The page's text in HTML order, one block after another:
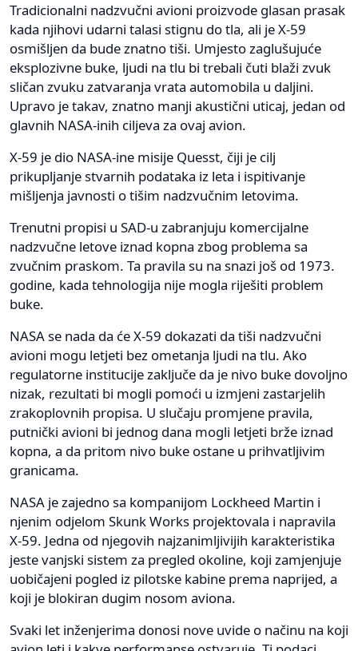
Tradicionalni nadzvučni avioni proizvode glasan prasak
kada njihovi udarni talasi stignu do tla, ali je X-59
osmišljen da bude znatno tiši. Umjesto zaglušujuće
eksplozivne buke, ljudi na tlu bi trebali čuti blaži zvuk
sličan zvuku zatvaranja vrata automobila u daljini.
Upravo je takav, znatno manji akustični uticaj, jedan od
glavnih NASA-inih ciljeva za ovaj avion.
X-59 je dio NASA-ine misije Quesst, čiji je cilj
prikupljanje stvarnih podataka iz leta i ispitivanje
mišljenja javnosti o tišim nadzvučnim letovima.
Trenutni propisi u SAD-u zabranjuju komercijalne
nadzvučne letove iznad kopna zbog problema sa
zvučnim praskom. Ta pravila su na snazi još od 1973.
godine, kada tehnologija nije mogla riješiti problem
buke.
NASA se nada da će X-59 dokazati da tiši nadzvučni
avioni mogu letjeti bez ometanja ljudi na tlu. Ako
regulatorne institucije zaključe da je nivo buke dovoljno
nizak, rezultati bi mogli pomoći u izmjeni zastarjelih
zrakoplovnih propisa. U slučaju promjene pravila,
putnički avioni bi jednog dana mogli letjeti brže iznad
kopna, a da pritom nivo buke ostane u prihvatljivim
granicama.
NASA je zajedno sa kompanijom Lockheed Martin i
njenim odjelom Skunk Works projektovala i napravila
X-59. Jedna od njegovih najzanimljivijih karakteristika
jeste vanjski sistem za pregled okoline, koji zamjenjuje
uobičajeni pogled iz pilotske kabine prema naprijed, a
koji je blokiran dugim nosom aviona.
Svaki let inženjerima donosi nove uvide o načinu na koji